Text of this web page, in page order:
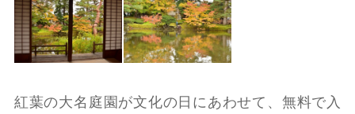
紅葉の大名庭園が文化の日にあわせて、無料で入